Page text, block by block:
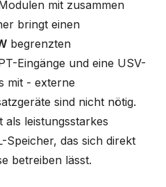
mit zusammen
bringt einen
begrenzten
Eingänge und eine USV-
mit - externe
sind nicht nötig.
als leistungsstarkes
Speicher, das sich direkt
betreiben lässt.